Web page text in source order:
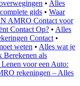
• Alles
gids • Waar
AMRO Contact voor
Contact Op? • Alles
Contact •
weten • Alles wat je
Berekenen als
voor een Auto:
rekeningen – Alles